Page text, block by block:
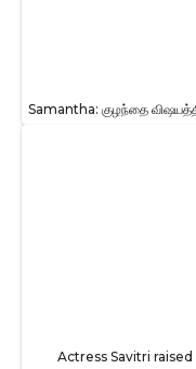
Samantha: குழந்தை
Actress Savitri raised